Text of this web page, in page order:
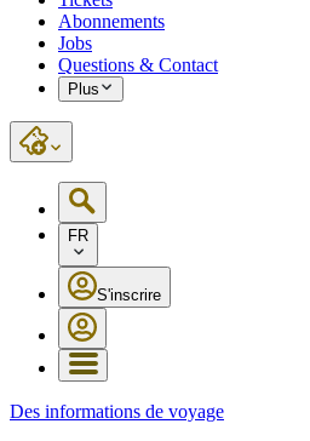
Abonnements
Jobs
Questions & Contact
Plus
FR
S'inscrire
Des informations de voyage